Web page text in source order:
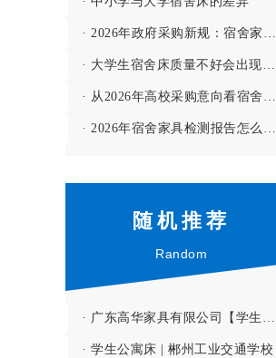
· 2026年政府采购新规：宿舍家具投标要注意哪些门槛？
· 大学生宿舍床质量不好会出现哪些问题？--【高华家具解答】
· 从2026年高校采购意向看宿舍家具的配置趋势
· 2026年宿舍家具检测报告怎么看？3个细节别忽略
随机推荐
Random
· 广东高华家具有限公司【学生公寓床项目】 ：助力广州北培高级中学打造高品质学生公寓
· 学生公寓床 | 郴州工业交通学校